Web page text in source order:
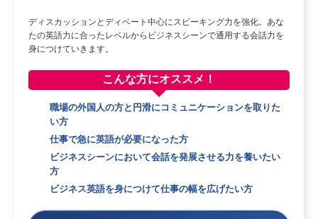
ディスカッションとディベート中心にスピーキング力を強化。あな
たの英語力に合ったレベルからビジネスシーンで通用する会話力を
身につけていきます。
こんな方にオススメ！
職場の外国人の方と円滑にコミュニケーションを取りた
い方
仕事で急に英語が必要になった方
ビジネスシーンにおいて会話を発展させる力を養いたい
方
ビジネス英語を身につけて仕事の幅を広げたい方